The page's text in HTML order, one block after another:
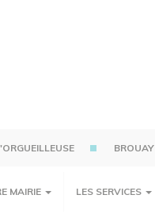
BROUAY
MAIRIE LES SERVICES